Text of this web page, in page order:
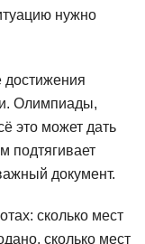
нужно
достижения
Олимпиады,
это может дать
подтягивает
документ.
сколько мест
сколько мест